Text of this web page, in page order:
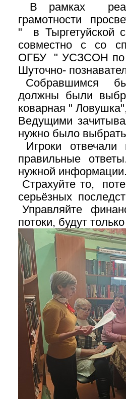
В рамках
грамотности
" в Тыргетуйской
совместно с со
ОГБУ " УСЗСОН по
Шуточно-
Собравшимся
должны были
коварная "
Ведущими
нужно было
Игроки
правильные
нужной
Страхуйте то,
серьёзных
Управляйте
потоки, будут